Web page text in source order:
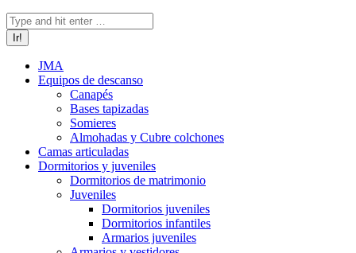
Buscar:
JMA
Equipos de descanso
Canapés
Bases tapizadas
Somieres
Almohadas y Cubre colchones
Camas articuladas
Dormitorios y juveniles
Dormitorios de matrimonio
Juveniles
Dormitorios juveniles
Dormitorios infantiles
Armarios juveniles